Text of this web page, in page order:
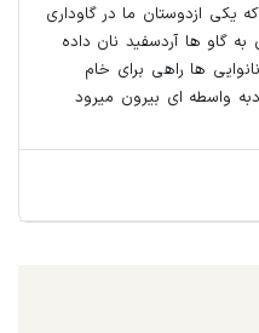
ازدوستان ما در گاوداری
گاو ها آردسفید نان داده
ها راهی برای خام
واسطه ای بیرون میرود